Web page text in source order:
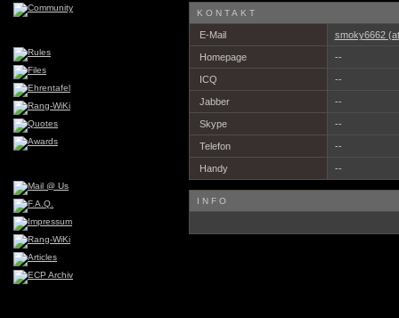
KONTAKT
E-Mail smoky6662
Homepage --
ICQ --
Jabber --
Skype --
Telefon --
Handy --
INFO